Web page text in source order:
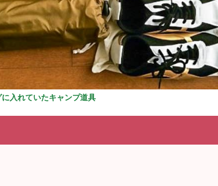
入れていたキャンプ道具